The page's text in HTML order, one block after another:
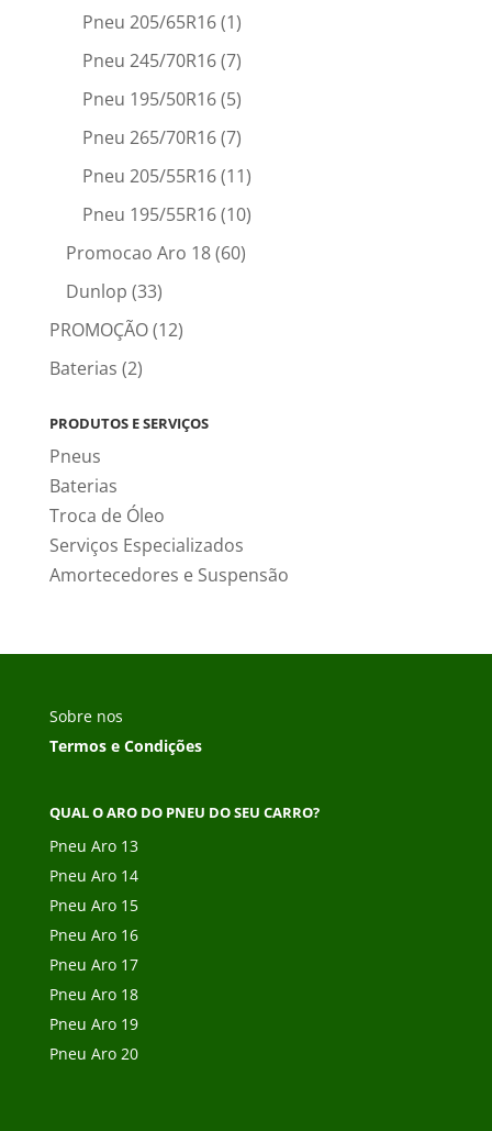
Pneu 205/65R16(1)
Pneu 245/70R16(7)
Pneu 195/50R16(5)
Pneu 265/70R16(7)
Pneu 205/55R16(11)
Pneu 195/55R16(10)
Promocao Aro 18(60)
Dunlop (33)
PROMOÇÃO(12)
Baterias (2)
PRODUTOS E SERVIÇOS
Pneus
Baterias
Troca de Óleo
Serviços Especializados
Amortecedores e Suspensão
Sobre nos
Termos e Condições
QUAL O ARO DO PNEU DO SEU CARRO?
Pneu Aro 13
Pneu Aro 14
Pneu Aro 15
Pneu Aro 16
Pneu Aro 17
Pneu Aro 18
Pneu Aro 19
Pneu Aro 20